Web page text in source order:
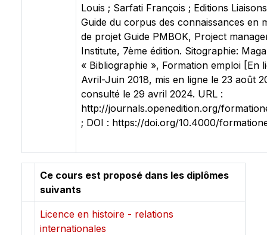
Louis ; Sarfati François ; Editions
Guide du corpus des connaissances en
de projet Guide PMBOK, Project
Institute, 7ème édition. Sitographie:
« Bibliographie », Formation emploi [En
Avril-Juin 2018, mis en ligne le 23 août
consulté le 29 avril 2024. URL :
http://journals.openedition.org/
; DOI : https://doi.org/10.4000/
Ce cours est proposé dans les diplômes
suivants
Licence en histoire - relations
internationales